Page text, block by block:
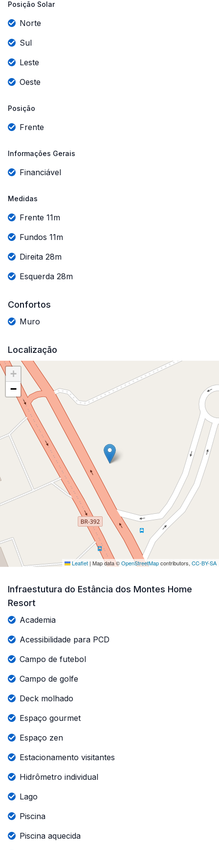
Posição Solar
Norte
Sul
Leste
Oeste
Posição
Frente
Informações Gerais
Financiável
Medidas
Frente 11m
Fundos 11m
Direita 28m
Esquerda 28m
Confortos
Muro
Localização
Infraestutura do Estância dos Montes Home
Resort
Academia
Acessibilidade para PCD
Campo de futebol
Campo de golfe
Deck molhado
Espaço gourmet
Espaço zen
Estacionamento visitantes
Hidrômetro individual
Lago
Piscina
Piscina aquecida